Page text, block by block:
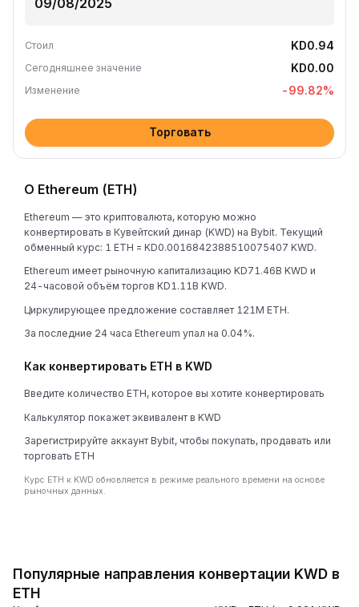
Стоил KD0.94
Сегодняшнее значение KD0.00
Изменение -99.82%
Торговать
О Ethereum (ETH)
Ethereum — это криптовалюта, которую можно
конвертировать в Кувейтский динар (KWD) на Bybit. Текущий
обменный курс: 1 ETH = KD0.0016842388510075407 KWD.
Ethereum имеет рыночную капитализацию KD71.46B KWD и
24-часовой объём торгов KD1.11B KWD.
Циркулирующее предложение составляет 121M ETH.
За последние 24 часа Ethereum упал на 0.04%.
Как конвертировать ETH в KWD
Введите количество ETH, которое вы хотите конвертировать
Калькулятор покажет эквивалент в KWD
Зарегистрируйте аккаунт Bybit, чтобы покупать, продавать или
торговать ETH
Курс ETH к KWD обновляется в режиме реального времени на основе
рыночных данных.
Популярные направления конвертации KWD в
ETH